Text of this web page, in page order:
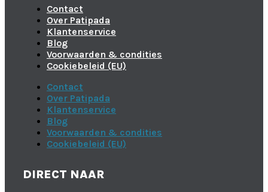
Contact
Over Patipada
Klantenservice
Blog
Voorwaarden & condities
Cookiebeleid (EU)
Contact
Over Patipada
Klantenservice
Blog
Voorwaarden & condities
Cookiebeleid (EU)
DIRECT NAAR